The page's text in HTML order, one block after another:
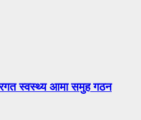
स्वस्थ्य आमा समुह गठन